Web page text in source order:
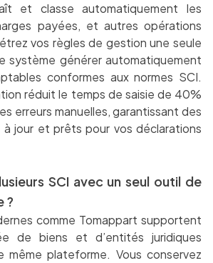
et classe automatiquement les
payées, et autres opérations
vos règles de gestion une seule
système générer automatiquement
conformes aux normes SCI.
réduit le temps de saisie de 40%
erreurs manuelles, garantissant des
jour et prêts pour vos déclarations
SCI avec un seul outil de
?
comme Tomappart supportent
de biens et d’entités juridiques
même plateforme. Vous conservez